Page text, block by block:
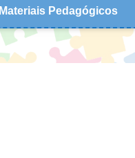
Materiais Pedagógicos